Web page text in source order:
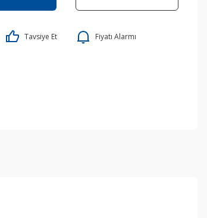
Tavsiye Et Fiyatı Alarmı